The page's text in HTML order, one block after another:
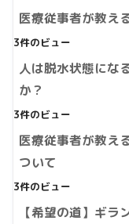
医療従事者が教え
3件のビュー
人は脱水状態にな
か？
3件のビュー
医療従事者が教え
ついて
3件のビュー
【希望の道】ギ